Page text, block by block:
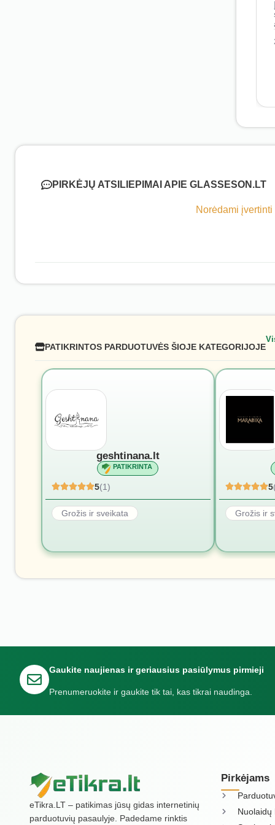
PIRKĖJŲ ATSILIEPIMAI APIE GLASSESON.LT
Norėdami
PATIKRINTOS PARDUOTUVĖS ŠIOJE KATEGORIJOJE
geshtinana.lt
PATIKRINTA
5(1)
Grožis ir sveikata
5
Grožis ir
Gaukite naujienas ir geriausius pasiūlymus pirmieji
Prenumeruokite ir gaukite tik tai, kas tikrai naudinga.
eTikra.LT – patikimas jūsų gidas internetinių
parduotuvių pasaulyje. Padedame rinktis
Pirkėjams
Nuolaidų